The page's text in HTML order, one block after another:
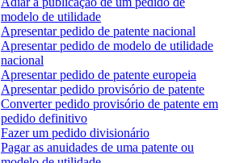
modelo de utilidade
Apresentar pedido de patente nacional
Apresentar pedido de modelo de utilidade
nacional
Apresentar pedido de patente europeia
Apresentar pedido provisório de patente
Converter pedido provisório de patente em
pedido definitivo
Fazer um pedido divisionário
Pagar as anuidades de uma patente ou